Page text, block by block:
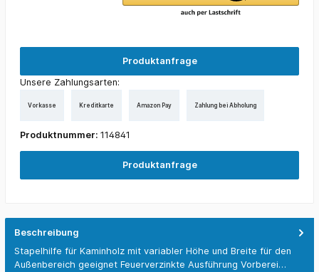
Produktanfrage
Unsere Zahlungsarten:
Vorkasse Kreditkarte Amazon Pay Zahlung bei Abholung
Produktnummer: 114841
Produktanfrage
Beschreibung
Stapelhilfe für Kaminholz mit variabler Höhe und Breite für den
Außenbereich geeignet Feuerverzinkte Ausführung Vorberei…